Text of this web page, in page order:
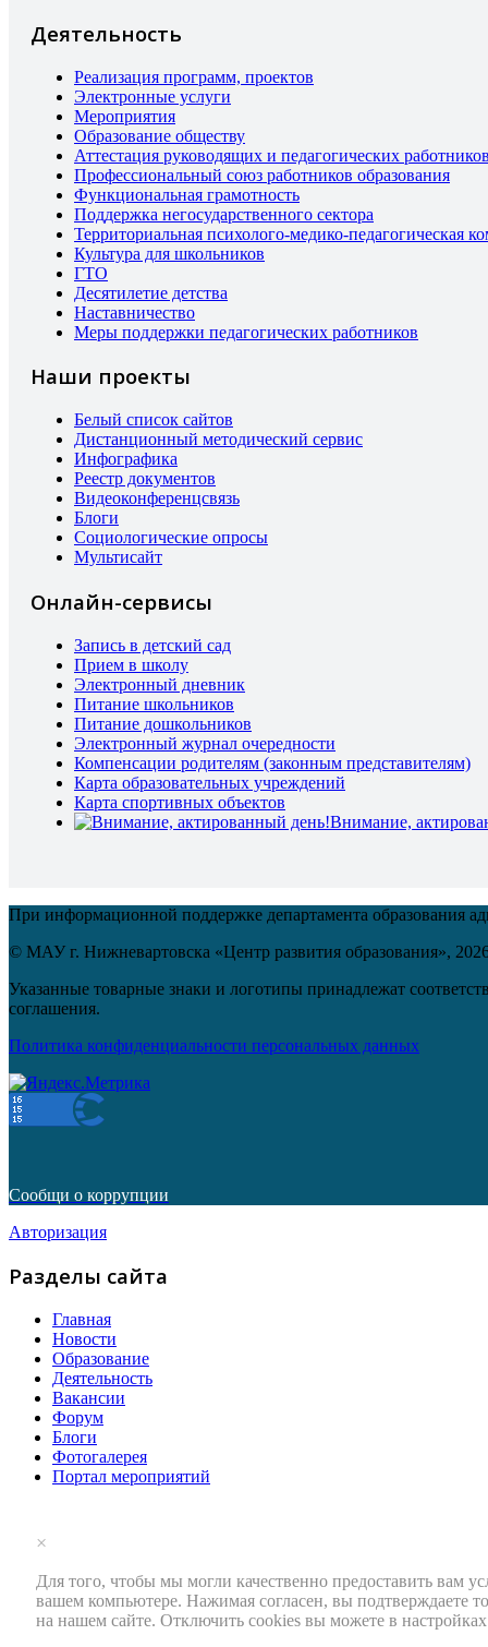
Деятельность
Реализация программ, проектов
Электронные услуги
Мероприятия
Образование обществу
Аттестация руководящих и педагогических работников
Профессиональный союз работников образования
Функциональная грамотность
Поддержка негосударственного сектора
Территориальная психолого-медико-педагогическая
Культура для школьников
ГТО
Десятилетие детства
Наставничество
Меры поддержки педагогических работников
Наши проекты
Белый список сайтов
Дистанционный методический сервис
Инфографика
Реестр документов
Видеоконференцсвязь
Блоги
Социологические опросы
Мультисайт
Онлайн-сервисы
Запись в детский сад
Прием в школу
Электронный дневник
Питание школьников
Питание дошкольников
Электронный журнал очередности
Компенсации родителям (законным представителям)
Карта образовательных учреждений
Карта спортивных объектов
Внимание,
При информационной поддержке департамента образования
© МАУ г. Нижневартовска «Центр развития образования»,
Указанные товарные знаки и логотипы принадлежат
соглашения.
Политика конфиденциальности персональных данных
Сообщи о коррупции
Авторизация
Разделы сайта
Главная
Новости
Образование
Деятельность
Вакансии
Форум
Блоги
Фотогалерея
Портал мероприятий
×
Для того, чтобы мы могли качественно предоставить вам
вашем компьютере. Нажимая согласен, вы подтверждаете
на нашем сайте. Отключить cookies вы можете в настройках